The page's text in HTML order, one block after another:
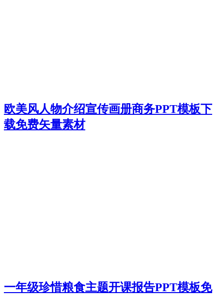
欧美风人物介绍宣传画册商务PPT模板下
载免费矢量素材
一年级珍惜粮食主题开课报告PPT模板免